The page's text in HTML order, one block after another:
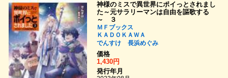
神様のミスで異世界にポイっとされまし
た～元サラリーマンは自由を謳歌する
～ ３
ＭＦブックス
ＫＡＤＯＫＡＷＡ
でんすけ
長浜めぐみ
価格
1,430円
発行年月